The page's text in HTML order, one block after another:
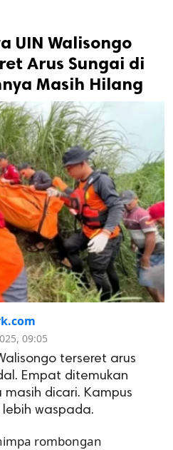
UIN Walisongo
Arus Sungai di
Masih Hilang
09:05
terseret arus
Empat ditemukan
dicari. Kampus
lebih waspada.
rombongan